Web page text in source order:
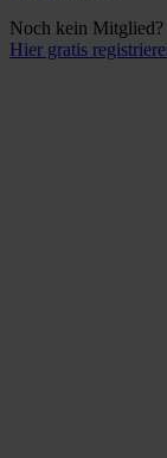
Noch kein Mitglied?
Hier gratis